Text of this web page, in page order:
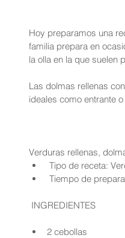
Hoy preparamos una
familia prepara en
la olla en la que suelen
Las dolmas rellenas
ideales como entrante
Verduras rellenas,
Tipo de receta:
Tiempo de
INGREDIENTES
2 cebollas